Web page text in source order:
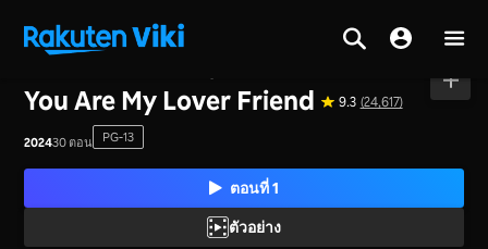
You Are My Lover Friend 9.3 (24,617)
202430 ตอน PG-13
ตอนที่ 1
ตัวอย่าง